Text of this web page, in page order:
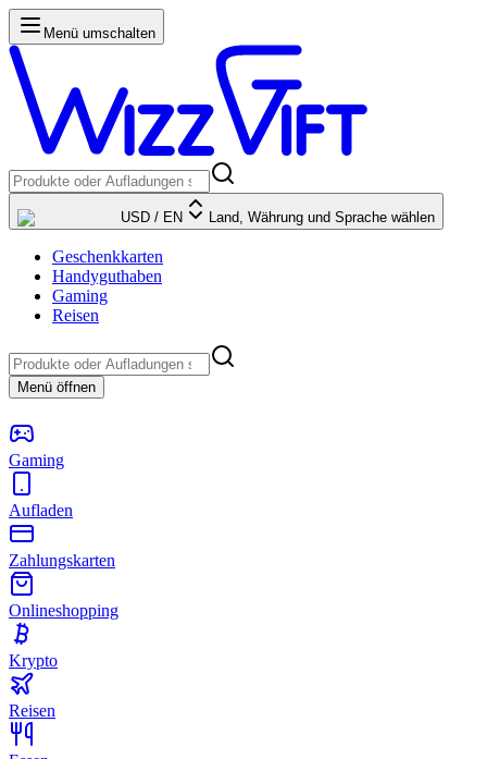
Menü umschalten
USD / EN Land, Währung und Sprache wählen
Geschenkkarten
Handyguthaben
Gaming
Reisen
Menü öffnen
Gaming
Aufladen
Zahlungskarten
Onlineshopping
Krypto
Reisen